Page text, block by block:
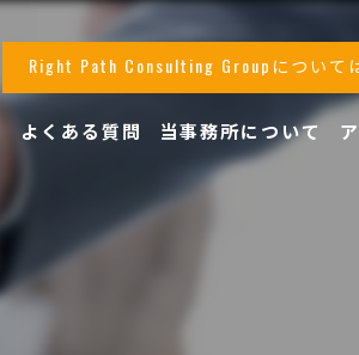
Right Path Consulting Groupについて
よくある質問 当事務所について